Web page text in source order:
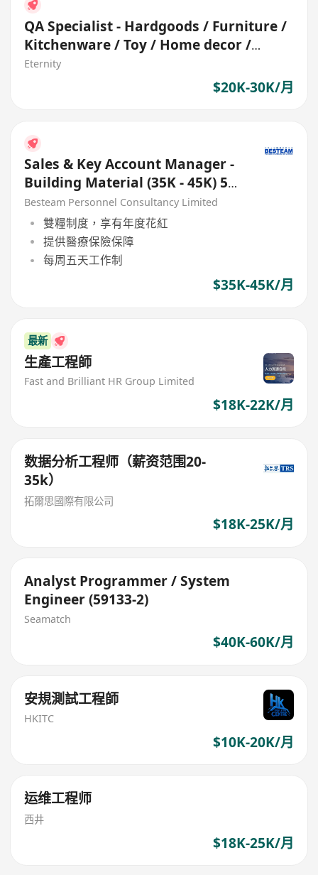
QA Specialist - Hardgoods / Furniture /
Kitchenware / Toy / Home decor /
Garden
Eternity
$20K-30K/月
Sales & Key Account Manager -
Building Material (35K - 45K) 5
Days
Besteam Personnel Consultancy Limited
雙糧制度，享有年度花紅
提供醫療保險保障
每周五天工作制
$35K-45K/月
最新
生產工程師
Fast and Brilliant HR Group Limited
$18K-22K/月
数据分析工程师（薪资范围20-
35k）
拓爾思國際有限公司
$18K-25K/月
Analyst Programmer / System
Engineer (59133-2)
Seamatch
$40K-60K/月
安規測試工程師
HKITC
$10K-20K/月
运维工程师
西井
$18K-25K/月